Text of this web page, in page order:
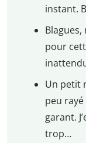
instant.
pour
Un petit
peu
garant.
trop…